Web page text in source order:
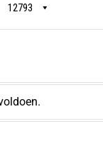
12793